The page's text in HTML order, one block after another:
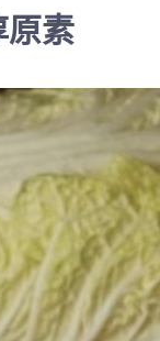
原素